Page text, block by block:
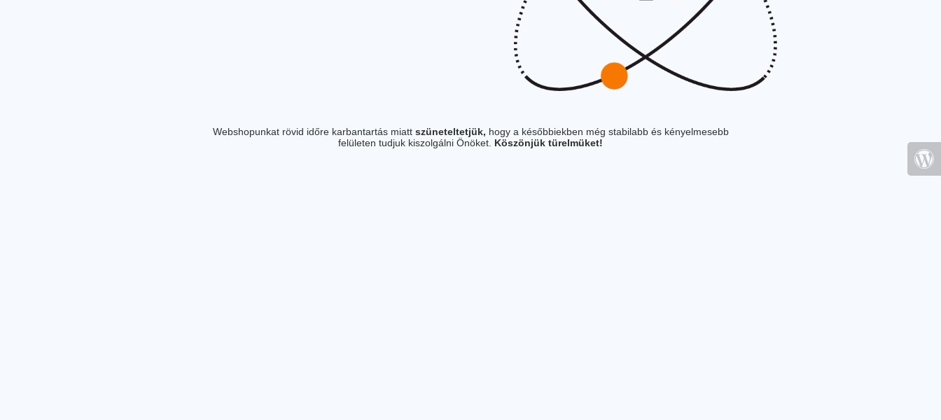
Webshopunkat rövid időre karbantartás miatt szüneteltetjük, hogy a későbbiekben még stabilabb és kényelmesebb
felületen tudjuk kiszolgálni Önöket. Köszönjük türelmüket!